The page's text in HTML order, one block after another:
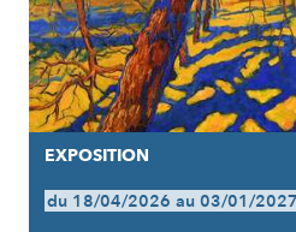
EXPOSITION
du 18/04/2026 au 03/01/2027